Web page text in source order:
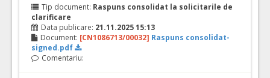
Tip document: Raspuns consolidat la solicitarile de
clarificare
Data publicare: 21.11.2025 15:13
Document: [CN1086713/00032] Raspuns consolidat-
signed.pdf
Comentariu: